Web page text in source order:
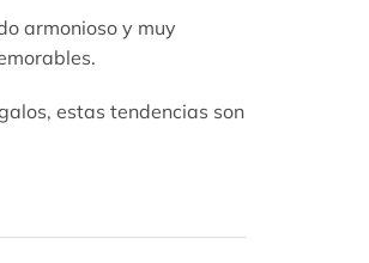
armonioso y muy
estas tendencias son